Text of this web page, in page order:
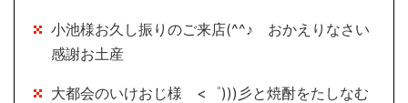
小池様お久し振りのご来店(^^♪ おかえりなさい
感謝お土産
大都会のいけおじ様 <゜)))彡と焼酎をたしなむ